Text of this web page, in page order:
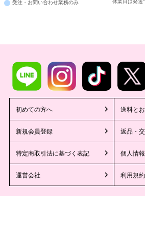
受注・お問い合わせ業務のみ
初めての方へ 送料と
新規会員登録 返品・
特定商取引法に基づく表記 個人情
運営会社 利用規約